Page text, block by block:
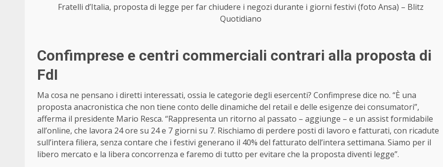
Fratelli d’Italia, proposta di legge per far chiudere i negozi durante i giorni festivi (foto Ansa) – Blitz
Quotidiano
Confimprese e centri commerciali contrari alla proposta di
FdI
Ma cosa ne pensano i diretti interessati, ossia le categorie degli esercenti? Confimprese dice no. “È una
proposta anacronistica che non tiene conto delle dinamiche del retail e delle esigenze dei consumatori”,
afferma il presidente Mario Resca. “Rappresenta un ritorno al passato – aggiunge – e un assist formidabile
all’online, che lavora 24 ore su 24 e 7 giorni su 7. Rischiamo di perdere posti di lavoro e fatturati, con ricadute
sull’intera filiera, senza contare che i festivi generano il 40% del fatturato dell’intera settimana. Siamo per il
libero mercato e la libera concorrenza e faremo di tutto per evitare che la proposta diventi legge”.